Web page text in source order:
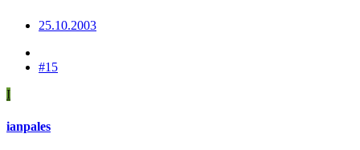
25.10.2003
#15
I
ianpales